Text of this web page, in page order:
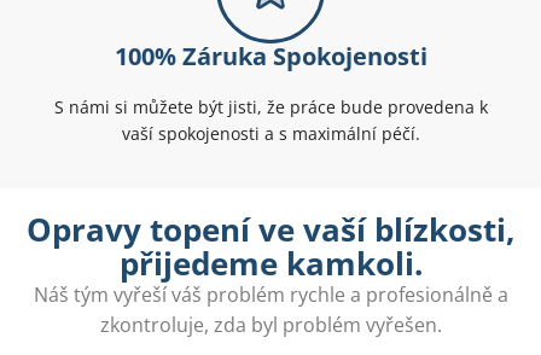
100% Záruka Spokojenosti
S námi si můžete být jisti, že práce bude provedena k
vaší spokojenosti a s maximální péčí.
Opravy topení ve vaší blízkosti,
přijedeme kamkoli.
Náš tým vyřeší váš problém rychle a profesionálně a
zkontroluje, zda byl problém vyřešen.